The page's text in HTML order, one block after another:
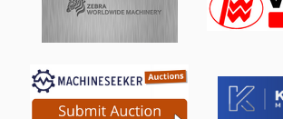
apropus. 0,3m/sec Veza 220/240V, 50Hz
Pogon itd. spreman za povezivanje,
Cjdpfxsht Ux Aj Amboha Ivica okna:
20 studs - 400mm pitch (prilagodljivo) 2-
poprečno stabilno